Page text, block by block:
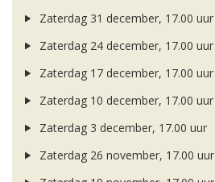
Zaterdag 31 december, 17.00 uur
Zaterdag 24 december, 17.00 uur
Zaterdag 17 december, 17.00 uur
Zaterdag 10 december, 17.00 uur
Zaterdag 3 december, 17.00 uur
Zaterdag 26 november, 17.00 uur